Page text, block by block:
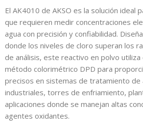
El AK4010 de AKSO es la solución ideal
que requieren medir concentraciones
agua con precisión y confiabilidad.
donde los niveles de cloro superan los
de análisis, este reactivo en polvo utiliza
método colorimétrico DPD para
precisos en sistemas de tratamiento de
industriales, torres de enfriamiento,
aplicaciones donde se manejan altas
agentes oxidantes.